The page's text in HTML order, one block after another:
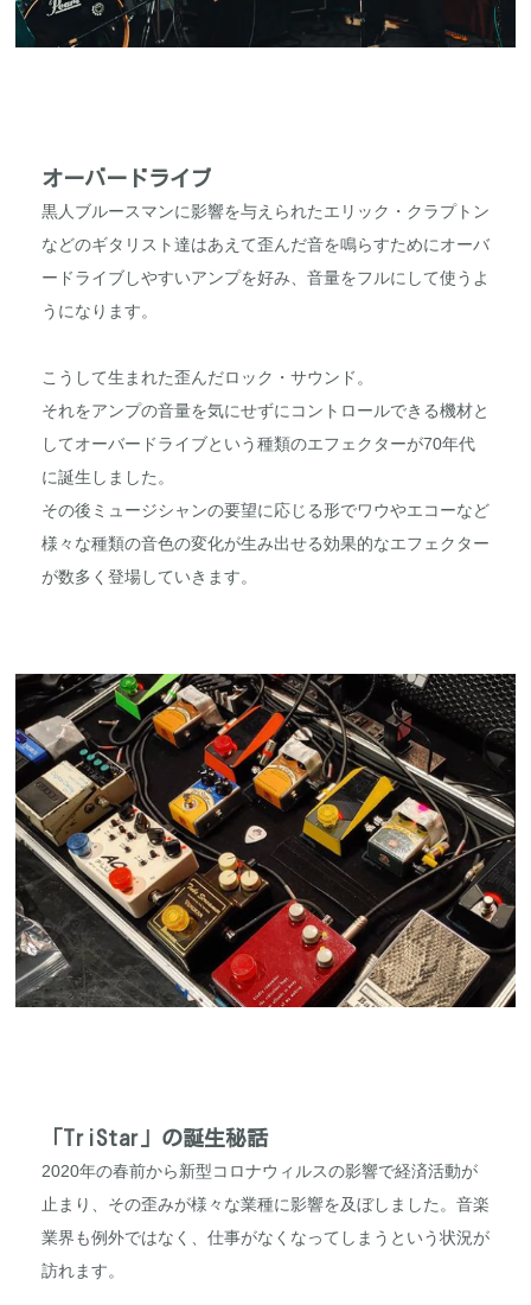
オーバードライブ
黒人ブルースマンに影響を与えられたエリック・クラプトン
などのギタリスト達はあえて歪んだ音を鳴らすためにオーバ
ードライブしやすいアンプを好み、音量をフルにして使うよ
うになります。
こうして生まれた歪んだロック・サウンド。
それをアンプの音量を気にせずにコントロールできる機材と
してオーバードライブという種類のエフェクターが70年代
に誕生しました。
その後ミュージシャンの要望に応じる形でワウやエコーなど
様々な種類の音色の変化が生み出せる効果的なエフェクター
が数多く登場していきます。
「TriStar」の誕生秘話
2020年の春前から新型コロナウィルスの影響で経済活動が
止まり、その歪みが様々な業種に影響を及ぼしました。音楽
業界も例外ではなく、仕事がなくなってしまうという状況が
訪れます。